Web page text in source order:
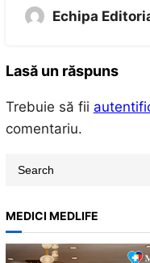
Echipa
Lasă un răspuns
Trebuie să fii
comentariu.
r
c
MEDICI MEDLIFE